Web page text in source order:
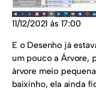
11/12/2021 às 17:00
E o Desenho já
um pouco a Árvore,
árvore meio
baixinho, ela ainda